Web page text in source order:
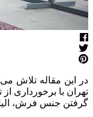
در این مقاله تلاش
تهران با برخورداری
گرفتن جنس فرش،